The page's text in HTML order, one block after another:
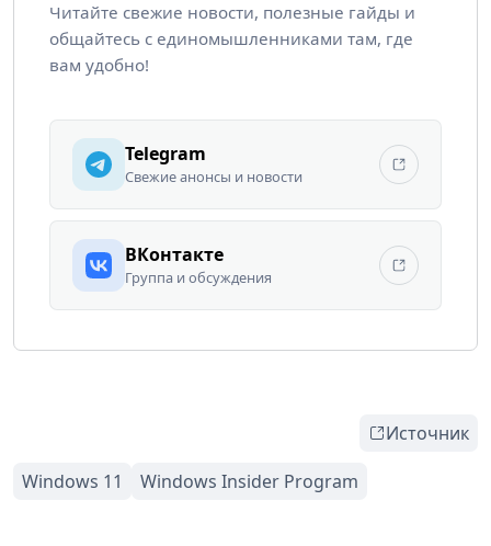
Читайте свежие новости, полезные гайды и
общайтесь с единомышленниками там, где
вам удобно!
Telegram
Свежие анонсы и новости
ВКонтакте
Группа и обсуждения
Источник